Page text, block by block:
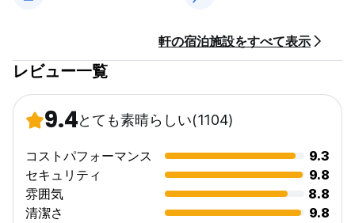
軒の宿泊施設をすべて表示
レビュー一覧
9.4とても素晴らしい(1104)
コストパフォーマンス
9.3
セキュリティ
9.8
雰囲気
8.8
清潔さ
9.8